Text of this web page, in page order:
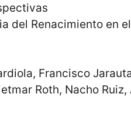
del Renacimiento en
Francisco
Roth, Nacho